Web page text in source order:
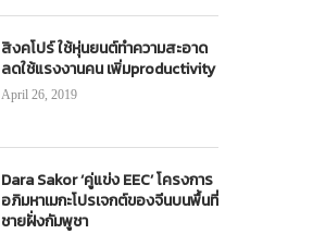
สิงคโปร์ ใช้หุ่นยนต์ทำความสะอาด
ลดใช้แรงงานคน เพิ่มproductivity
April 26, 2019
Dara Sakor ‘คู่แข่ง EEC’ โครงการ
อภิมหาเมกะโปรเจกต์ของจีนบนพื้นที่
ชายฝั่งกัมพูชา